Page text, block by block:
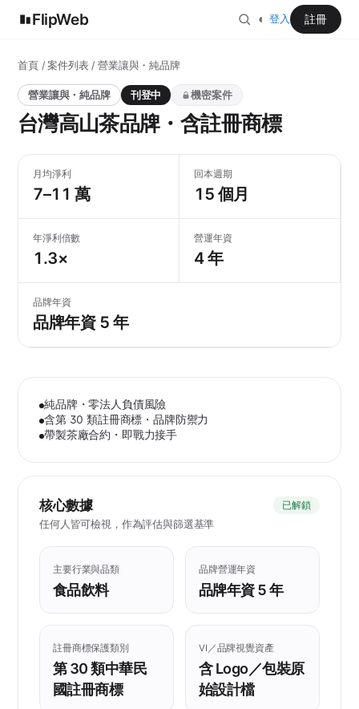
FlipWeb ◐ 登入 註冊
首頁/案件列表/ 營業讓與・純品牌
營業讓與・純品牌 刊登中 機密案件
台灣高山茶品牌・含註冊商標
月均淨利
7–11 萬
回本週期
15 個月
年淨利倍數
1.3×
營運年資
4 年
品牌年資
品牌年資 5 年
純品牌・零法人負債風險
含第 30 類註冊商標・品牌防禦力
帶製茶廠合約・即戰力接手
核心數據 已解鎖
任何人皆可檢視，作為評估與篩選基準
主要行業與品類
食品飲料
品牌營運年資
品牌年資 5 年
註冊商標保護類別
第 30 類中華民
國註冊商標
VI／品牌視覺資產
含 Logo／包裝原
始設計檔